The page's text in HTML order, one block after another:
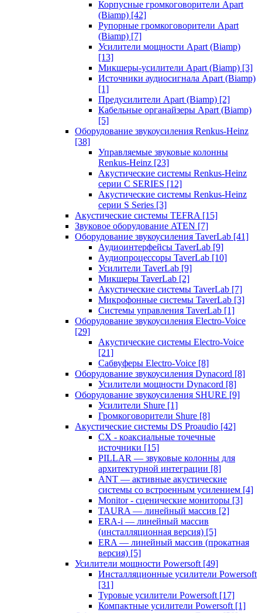
Корпусные громкоговорители Apart
(Biamp) [42]
Рупорные громкоговорители Apart
(Biamp) [7]
Усилители мощности Apart (Biamp)
[13]
Микшеры-усилители Apart (Biamp) [3]
Источники аудиосигнала Apart (Biamp)
[1]
Предусилители Apart (Biamp) [2]
Кабельные органайзеры Apart (Biamp)
[5]
Оборудование звукоусиления Renkus-Heinz
[38]
Управляемые звуковые колонны
Renkus-Heinz [23]
Акустические системы Renkus-Heinz
серии C SERIES [12]
Акустические системы Renkus-Heinz
серии S Series [3]
Акустические системы TEFRA [15]
Звуковое оборудование ATEN [7]
Оборудование звукоусиления TaverLab [41]
Аудиоинтерфейсы TaverLab [9]
Аудиопроцессоры TaverLab [10]
Усилители TaverLab [9]
Микшеры TaverLab [2]
Акустические системы TaverLab [7]
Микрофонные системы TaverLab [3]
Системы управления TaverLab [1]
Оборудование звукоусиления Electro-Voice
[29]
Акустические системы Electro-Voice
[21]
Сабвуферы Electro-Voice [8]
Оборудование звукоусиления Dynacord [8]
Усилители мощности Dynacord [8]
Оборудование звукоусиления SHURE [9]
Усилители Shure [1]
Громкоговорители Shure [8]
Акустические системы DS Proaudio [42]
CX - коаксиальные точечные
источники [15]
PILLAR — звуковые колонны для
архитектурной интеграции [8]
ANT — активные акустические
системы со встроенным усилением [4]
Monitor - сценические мониторы [3]
TAURA — линейный массив [2]
ERA-i — линейный массив
(инсталляционная версия) [5]
ERA — линейный массив (прокатная
версия) [5]
Усилители мощности Powersoft [49]
Инсталляционные усилители Powersoft
[31]
Туровые усилители Powersoft [17]
Компактные усилители Powersoft [1]